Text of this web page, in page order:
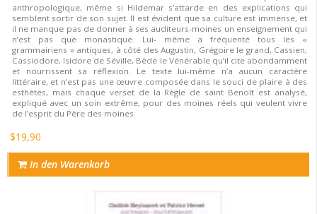
anthropologique, même si Hildemar s’attarde en des explications qui
semblent sortir de son sujet. Il est évident que sa culture est immense, et
il ne manque pas de donner à ses auditeurs-moines un enseignement qui
n’est pas que monastique. Lui- même a fréquenté tous les «
grammairiens » antiques, à côté des Augustin, Grégoire le grand, Cassien,
Cassiodore, Isidore de Séville, Bède le Vénérable qu’il cite abondamment
et nourrissent sa réflexion. Le texte lui-même n’a aucun caractère
littéraire, et n’est pas une œuvre composée dans le souci de plaire à des
esthètes, mais chaque verset de la Règle de saint Benoît est analysé,
expliqué avec un soin extrême, pour des moines réels qui veulent vivre
de l’esprit du Père des moines
$19,90
In den Warenkorb